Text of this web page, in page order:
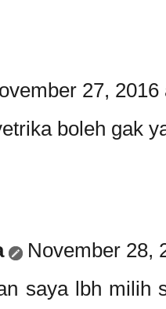
27, 2016
boleh gak
November 28,
saya lbh milih